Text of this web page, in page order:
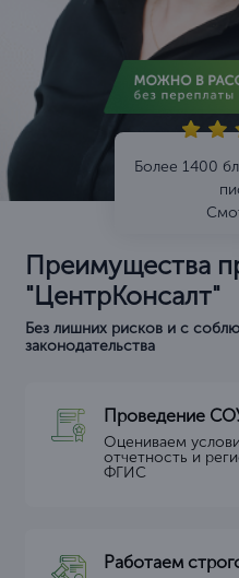
Более 1400
Преимущества
"ЦентрКонсалт"
Без лишних рисков и с
законодательства
Проведение
Оцениваем
отчетность и
ФГИС
Работаем